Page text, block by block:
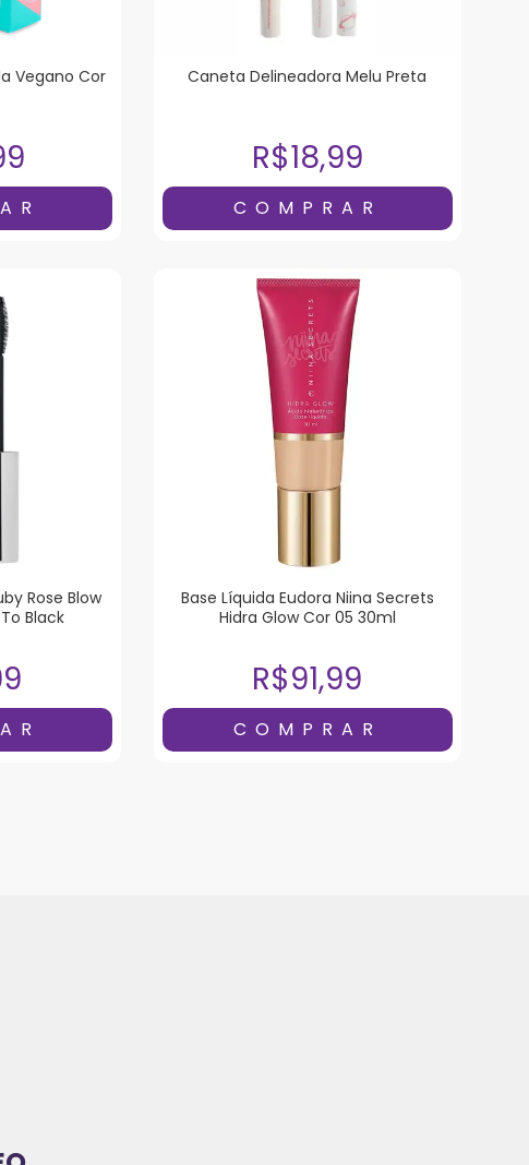
Vegano Cor
Caneta Delineadora Melu Preta
R$18,99
Rose Blow
Black
Base Líquida Eudora Niina Secrets
Hidra Glow Cor 05 30ml
R$91,99